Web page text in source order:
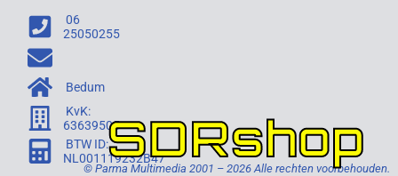
06
25050255
Bedum
KvK:
63639505
BTW ID:
NL001119232B47
© Parma Multimedia 2001 – 2026 Alle rechten voorbehouden.
SDRshop